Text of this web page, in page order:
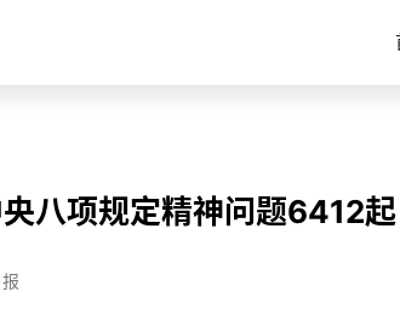
八项规定精神问题6412起